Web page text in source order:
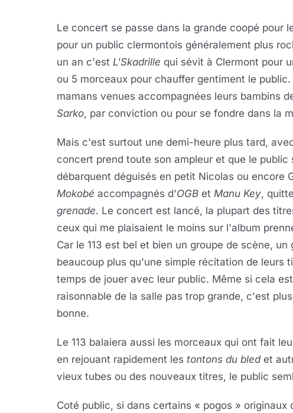
Le concert se passe dans la grande coopé pour
pour un public clermontois généralement plus
un an c'est L'Skadrille qui sévit à Clermont pour
ou 5 morceaux pour chauffer gentiment le
mamans venues accompagnées leurs bambins
Sarko, par conviction ou pour se fondre dans la
Mais c'est surtout une demi-heure plus tard,
concert prend toute son ampleur et que le public
débarquent déguisés en petit Nicolas ou encore
Mokobé accompagnés d'OGB et Manu Key,
grenade. Le concert est lancé, la plupart des
ceux qui me plaisaient le moins sur l'album
Car le 113 est bel et bien un groupe de scène,
beaucoup plus qu'une simple récitation de leurs
temps de jouer avec leur public. Même si cela
raisonnable de la salle pas trop grande, c'est
bonne.
Le 113 balaiera aussi les morceaux qui ont fait
en rejouant rapidement les tontons du bledet
vieux tubes ou des nouveaux titres, le public
Coté public, si dans certains « pogos »